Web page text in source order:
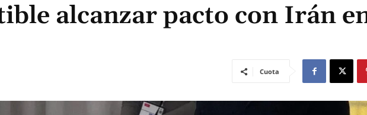
alcanzar pacto con Irán
Cuota